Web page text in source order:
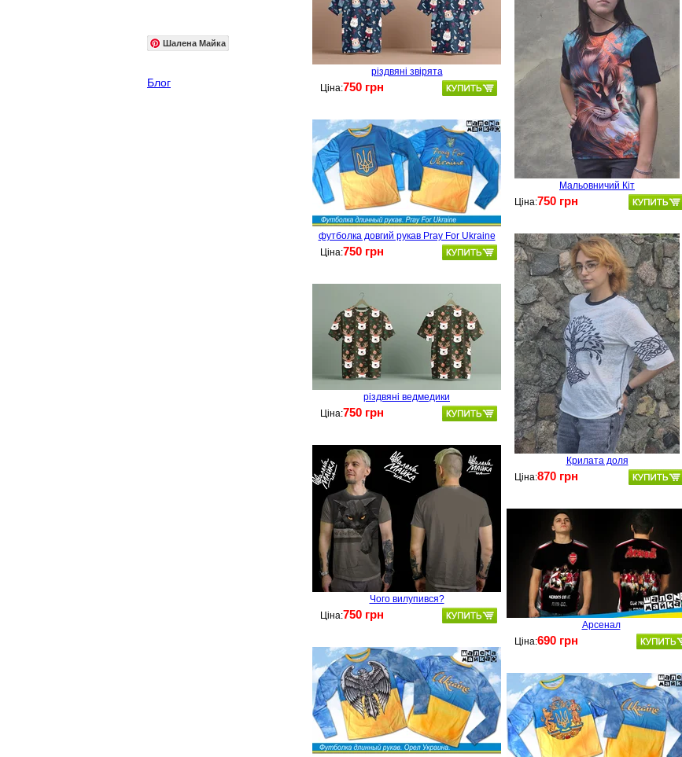
Шалена Майка
Блог
різдвяні звірята
Ціна:750 грн
Мальовничий Кіт
Ціна:750 грн
футболка довгий рукав Pray For Ukraine
Ціна:750 грн
Крилата доля
Ціна:870 грн
різдвяні ведмедики
Ціна:750 грн
Чого вилупився?
Ціна:750 грн
Арсенал
Ціна:690 грн